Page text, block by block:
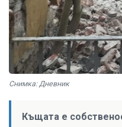
Снимка: Дневник
Къщата е